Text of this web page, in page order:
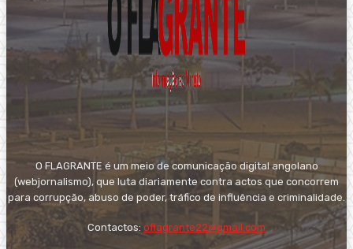
O FLAGRANTE é um meio de comunicação digital angolano
(webjornalismo), que luta diariamente contra actos que concorrem
para corrupção, abuso de poder, tráfico de influência e criminalidade.
Contactos: oflagrante22@gmail.com